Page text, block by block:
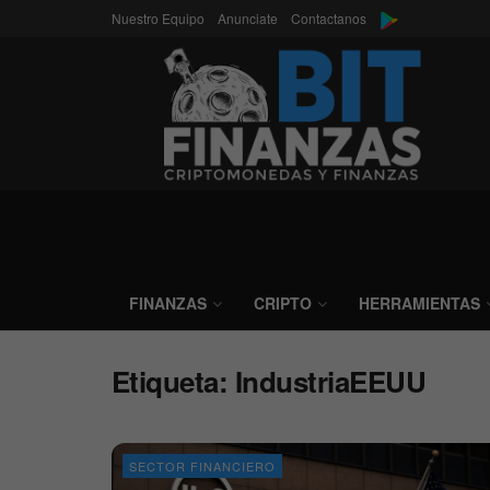
Nuestro Equipo Anunciate Contactanos
FINANZAS CRIPTO HERRAMIENTAS
Etiqueta: IndustriaEEUU
SECTOR FINANCIERO